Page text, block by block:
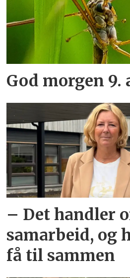
God morgen 9.
– Det handler
samarbeid, og
få til sammen